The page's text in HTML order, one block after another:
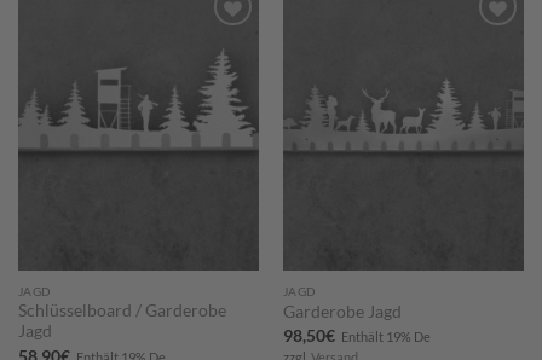
Merkzettel
hinzufügen
JAGD
Schlüsselboard / Garderobe
Jagd
58,90€ Enthält 19% De
JAGD
Garderobe Jagd
98,50€ Enthält 19% De